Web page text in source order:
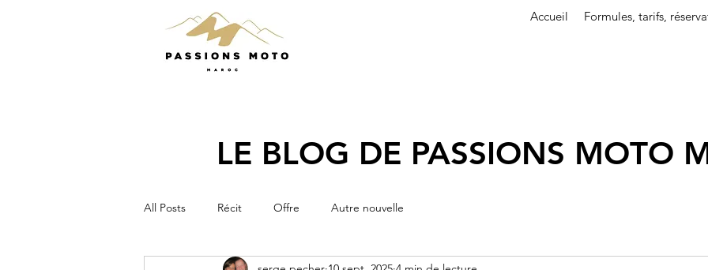
Accueil Formules, tarifs,
LE BLOG DE PASSIONS MOTO
All Posts Récit Offre Autre nouvelle